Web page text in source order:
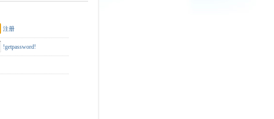
注册
!getpassword!